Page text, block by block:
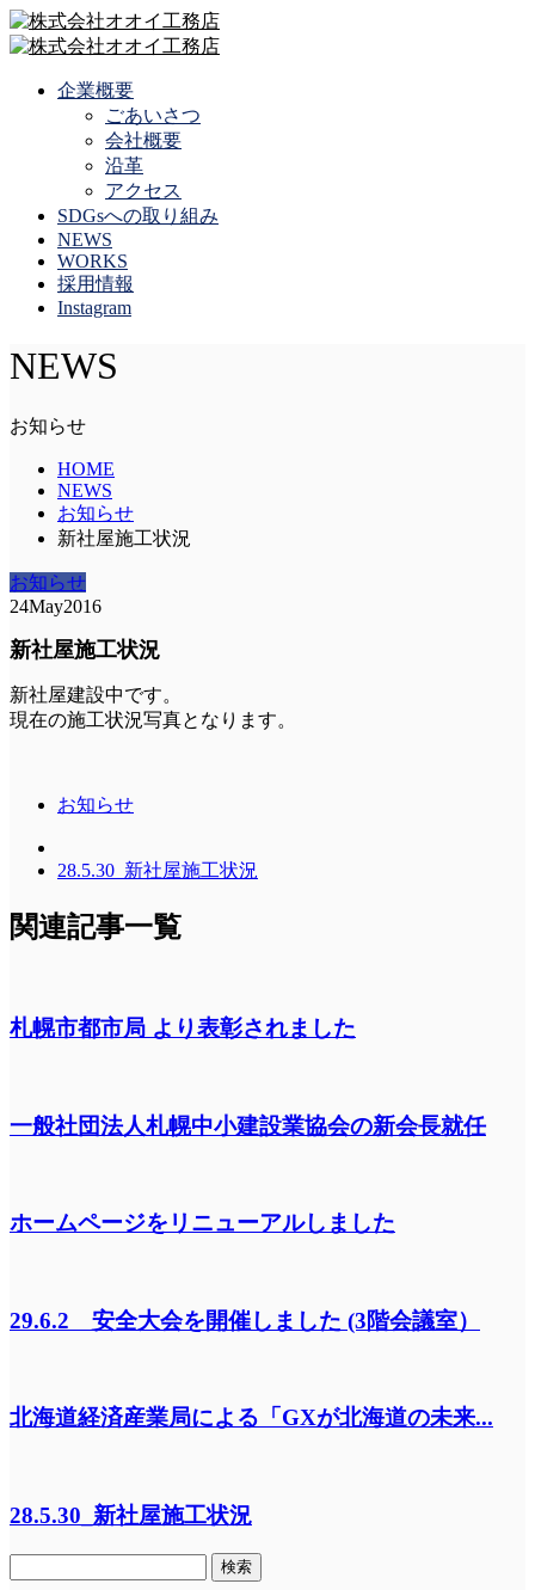
企業概要
ごあいさつ
会社概要
沿革
アクセス
SDGsへの取り組み
NEWS
WORKS
採用情報
Instagram
NEWS
お知らせ
HOME
NEWS
お知らせ
新社屋施工状況
お知らせ
24May2016
新社屋施工状況
新社屋建設中です。
現在の施工状況写真となります。
お知らせ
28.5.30_新社屋施工状況
関連記事一覧
札幌市都市局 より表彰されました
一般社団法人札幌中小建設業協会の新会長就任
ホームページをリニューアルしました
29.6.2 安全大会を開催しました (3階会議室）
北海道経済産業局による「GXが北海道の未来...
28.5.30_新社屋施工状況